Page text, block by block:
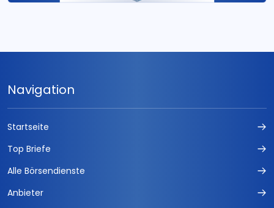
Navigation
Startseite
Top Briefe
Alle Börsendienste
Anbieter